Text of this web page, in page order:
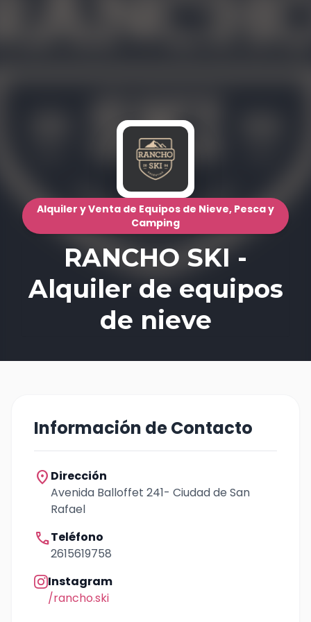
Alquiler y Venta de Equipos de Nieve, Pesca y
Camping
RANCHO SKI -
Alquiler de equipos
de nieve
Información de Contacto
location_on Dirección
Avenida Balloffet 241- Ciudad de San
Rafael
callTeléfono
2615619758
Instagram
/rancho.ski